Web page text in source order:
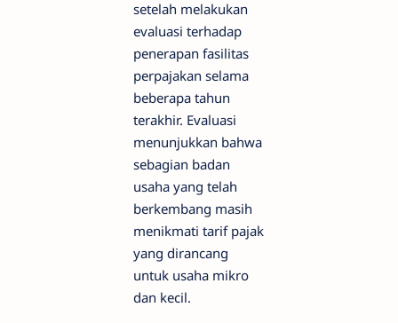
setelah melakukan
evaluasi terhadap
penerapan fasilitas
perpajakan selama
beberapa tahun
terakhir. Evaluasi
menunjukkan bahwa
sebagian badan
usaha yang telah
berkembang masih
menikmati tarif pajak
yang dirancang
untuk usaha mikro
dan kecil.